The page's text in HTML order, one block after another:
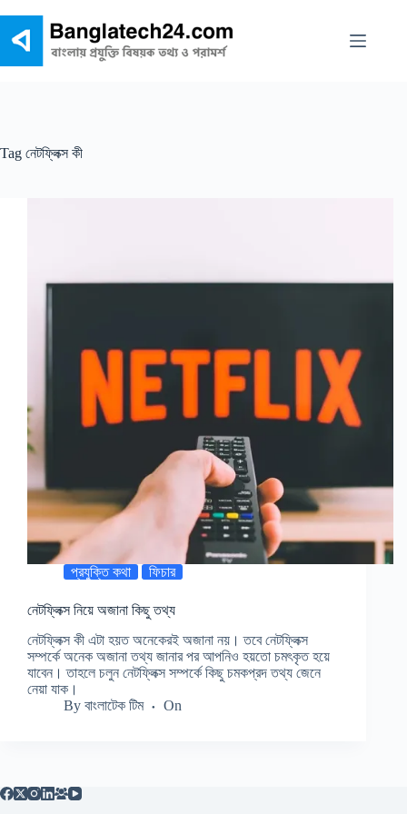
content
Tag নেটফ্লিক্স কী
প্রযুক্তি কথা ফিচার
নেটফ্লিক্স নিয়ে অজানা কিছু তথ্য
নেটফ্লিক্স কী এটা হয়ত অনেকেরই অজানা নয়। তবে নেটফ্লিক্স
সম্পর্কে অনেক অজানা তথ্য জানার পর আপনিও হয়তো চমৎকৃত হয়ে
যাবেন। তাহলে চলুন নেটফ্লিক্স সম্পর্কে কিছু চমকপ্রদ তথ্য জেনে
নেয়া যাক।
By বাংলাটেক টিম On